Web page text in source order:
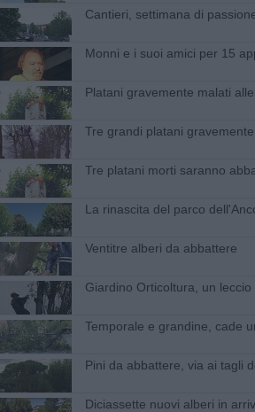
Cantieri, settimana di
Monni e i suoi amici per 15
Platani gravemente malati
Tre grandi platani
Tre platani morti saranno
La rinascita del parco
Ventitre alberi da abbattere
​Giardino Orticoltura, un
Temporale e grandine, cade
Pini da abbattere, via ai tagli
Diciassette nuovi alberi in